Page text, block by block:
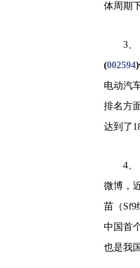
体周期
3、
(002594)
电动汽
排名方
达到了
4、
微博，
苗（Sf9
中国首
也是我